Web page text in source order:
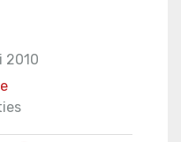
2010